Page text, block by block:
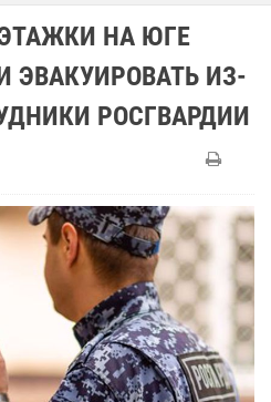
НА ЮГЕ
ЭВАКУИРОВАТЬ ИЗ-
РОСГВАРДИИ